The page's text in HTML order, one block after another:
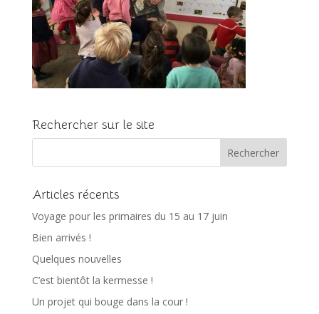
Rechercher sur le site
Articles récents
Voyage pour les primaires du 15 au 17 juin
Bien arrivés !
Quelques nouvelles
C’est bientôt la kermesse !
Un projet qui bouge dans la cour !